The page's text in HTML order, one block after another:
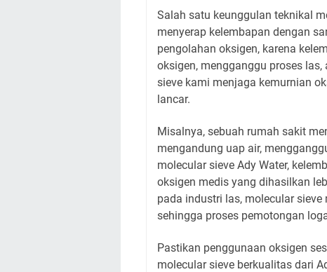
Salah satu keunggulan teknikal
menyerap kelembapan dengan
pengolahan oksigen, karena
oksigen, mengganggu proses
sieve kami menjaga kemurnian
lancar.
Misalnya, sebuah rumah sakit
mengandung uap air,
molecular sieve Ady Water,
oksigen medis yang dihasilkan
pada industri las, molecular
sehingga proses pemotongan
Pastikan penggunaan oksigen
molecular sieve berkualitas dari